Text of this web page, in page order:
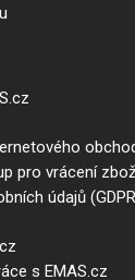
pro vrácení
údajů
s EMAS.cz